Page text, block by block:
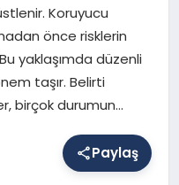
Koruyucu
önce risklerin
yaklaşımda düzenli
taşır. Belirti
birçok durumun…
Paylaş